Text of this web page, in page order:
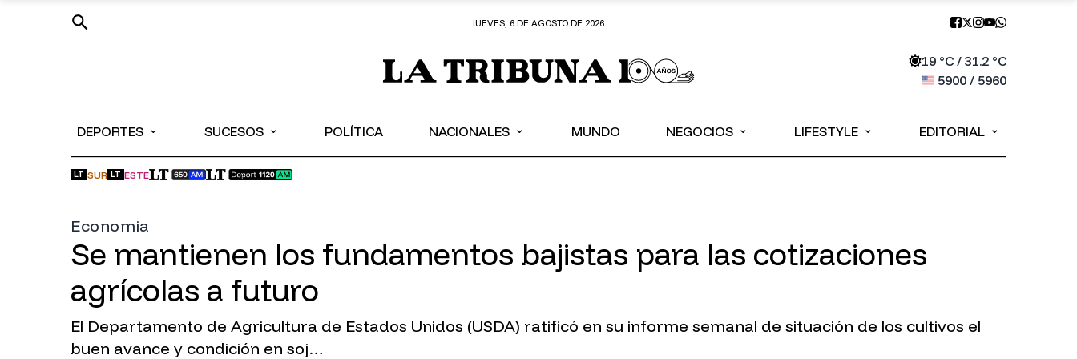
JUEVES, 6 DE AGOSTO DE 2026
19°C / 31.2°C
5900/ 5960
DEPORTES ⌄ SUCESOS ⌄ POLÍTICA NACIONALES ⌄ MUNDO NEGOCIOS ⌄ LIFESTYLE ⌄ EDITORIAL ⌄
LT SUR LT ESTE
Economia
Se mantienen los fundamentos bajistas para las cotizaciones
agrícolas a futuro
El Departamento de Agricultura de Estados Unidos (USDA) ratificó en su informe semanal de situación de los cultivos el
buen avance y condición en soj…